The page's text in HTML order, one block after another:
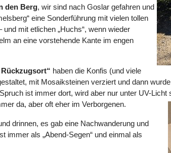
den Berg, wir sind nach Goslar gefahren und
eine Sonderführung mit vielen tollen
mit etlichen „Huchs“, wenn wieder
an eine vorstehende Kante im engen
haben die Konfis (und viele
mit Mosaiksteinen verziert und dann
ist immer dort, wird aber nur unter UV-
da, aber oft eher im Verborgenen.
drinnen, es gab eine Nachwanderung und
immer als „Abend-Segen“ und einmal als